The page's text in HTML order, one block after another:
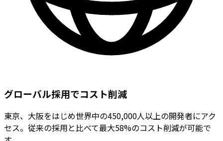
グローバル採用でコスト削減
東京、大阪をはじめ世界中の450,000人以上の開発者にアク
セス。従来の採用と比べて最大58%のコスト削減が可能で